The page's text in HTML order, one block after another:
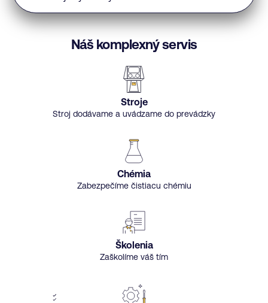
Náš komplexný servis
Stroje
Stroj dodávame a uvádzame do prevádzky
Chémia
Zabezpečíme čistiacu chémiu
Školenia
Zaškolíme váš tím